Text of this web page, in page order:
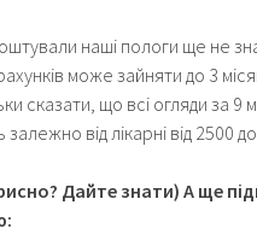
наші пологи ще не
може зайняти до 3
сказати, що всі огляди за 9
від лікарні від 2500
Дайте знати) А ще